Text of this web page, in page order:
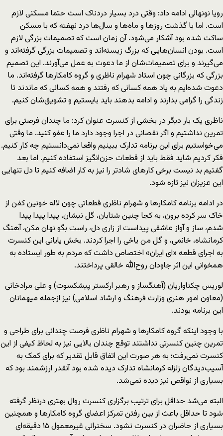
رویا نونهالی ادامه داد: وقتی درد بسیار دردناک است حتما مسکنی لازم
است. اما با گذشت روزها و ماه‌ها و سال‌ها درد نهفته که با مسکن
ساکت شده بود آشکار می‌شود. آن زمان است که تصمیمات بزرگی لازم
است. بودن انسان‌هایی که بزرگ زیسته‌اند و تصمیمات بزرگی گرفته‌اند و
می‌گیرند و برای تصمیمات‌شان از ما دعوت به عمل می‌آورند. این تصمیم
بزرگی که بزرگانی چون استاد شهرام ناظری و گروه کامکارها گرفته‌اند. ما
دعوت شده‌ایم به یاد همه کسانی که رفتند و همه کسانی که ماندند تا
زندگی را گرامی بدارند و ادامه بدهند باید بایستیم و تشویق‌شان کنیم.
ناظری یک بار دیگر در بخشی از کنسرت عنوان کرد: ما چندان فرصتی برای
تمرین نداشتیم و اگر نقصانی در اجرا وجود دارد ما را عفو کنید. ما وقتی
می‌خواستیم برای این برنامه تدارک ببینیم واقعا نمی‌دانستیم چه کار کنیم.
فکر کردیم شاید فقط باید از قطعات حزن‌انگیز استفاده کنیم. اما بعد
گفتیم بد نیست برخی کارهای شادتر را نیز به کار اضافه کنیم تا دل تنهایی
این عزیزان نیز تازه شود.
در ادامه برنامه کامکارها و شهرام ناظری قطعاتی چون لاله خونین کفن از
خاک سر کرده برون، به کجا چنین شتابان، گل نیشان، پیدا پیدا پیدا
شدم، ساز و آواز عاشقی پیداست از زاری دل، راست بگو نهان مکن، آهنگ
کرمانشاه، خانمی، و گل من یاخی را اجرا کردند. بخش پایانی این کنسرت
به اجرای قطعه «ای ایران» اختصاص داشت که مردم به طور ایستاده به
همخوانی این اثر جاودان روح‌الله خالقی پرداختند.
لوریس چکناواریان (آهنگساز و رهبر ارکستر پیشکسوت) و علی مرادخانی
(معاون امور هنری وزارت فرهنگ و ارشاد اسلامی) نیز ازجمله میهمانان
این برنامه بودند.
با وجود اینکه گروه کامکارها و شهرام ناظری فرصت چندانی برای طراحی و
تمرین چنین کنسرتی نداشتند توقع چندان بالایی نیز به لحاظ کیفی از این
کنسرت نمی‌رفت؛ به هر صورت این اتفاق قابل تقدیر که برای کمک به
آسیب‌دیدگان زلزله کرمانشاه تدارک دیده شده بود آنقدر ارزشمند بود که
بسیاری از نواقص نیز دیده نمی‌شد.
البته می‌شد حداقل برای ترتیب برگزاری کنسرت روال بهتری درنظر گرفته
شود تا حداقل باعث از بین رفتن تمرکز اعضای گروه کامکارها و همچنین
بسیاری از حاضران در کنسرت نشود. سخنرانی غیرمعمول ۱۵ دقیقه‌ای